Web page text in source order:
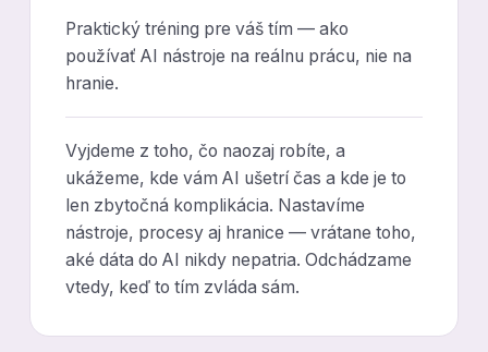
Praktický tréning pre váš tím — ako
používať AI nástroje na reálnu prácu, nie na
hranie.
Vyjdeme z toho, čo naozaj robíte, a
ukážeme, kde vám AI ušetrí čas a kde je to
len zbytočná komplikácia. Nastavíme
nástroje, procesy aj hranice — vrátane toho,
aké dáta do AI nikdy nepatria. Odchádzame
vtedy, keď to tím zvláda sám.